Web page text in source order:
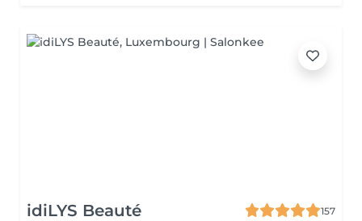
idiLYS Beauté
157